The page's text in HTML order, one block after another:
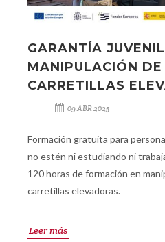
GARANTÍA
MANIPULACIÓN DE
CARRETILLAS
09 ABR 2025
Formación gratuita para
no estén ni estudiando ni
120 horas de formación en
carretillas elevadoras.
Leer más